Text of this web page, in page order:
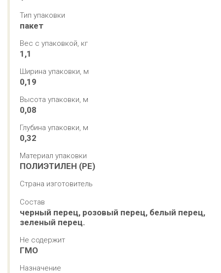
Тип упаковки
пакет
Вес с упаковкой, кг
1,1
Ширина упаковки, м
0,19
Высота упаковки, м
0,08
Глубина упаковки, м
0,32
Материал упаковки
ПОЛИЭТИЛЕН (PE)
Страна изготовитель
Состав
черный перец, розовый перец, белый перец,
зеленый перец.
Не содержит
ГМО
Назначение